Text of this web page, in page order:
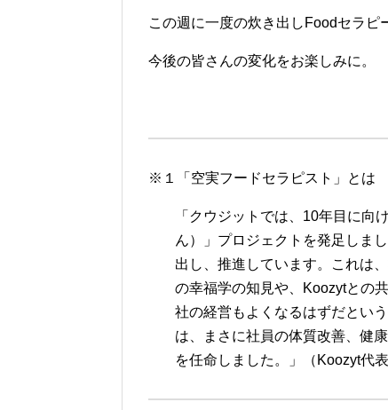
この週に一度の炊き出しFoodセラピ
今後の皆さんの変化をお楽しみに。
※１「空実フードセラピスト」とは
「クウジットでは、10年目に向
ん）」プロジェクトを発足しま
出し、推進しています。これは
の幸福学の知見や、Koozytとの
社の経営もよくなるはずだとい
は、まさに社員の体質改善、健
を任命しました。」（Koozyt代